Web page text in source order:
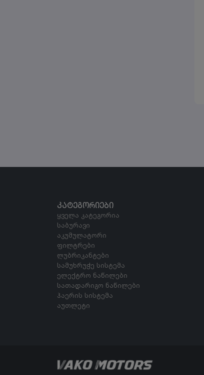
ᲙᲐᲢᲔᲒᲝᲠᲘᲔᲑᲘ
ყველა კატეგორია
საბურავი
აკუმულატორი
ფილტრები
ლუბრიკანტები
სამუხრუჭე სისტემა
ელექტრო ნაწილები
სათადარიგო ნაწილები
ჰაერის სისტემა
აუთლეტი